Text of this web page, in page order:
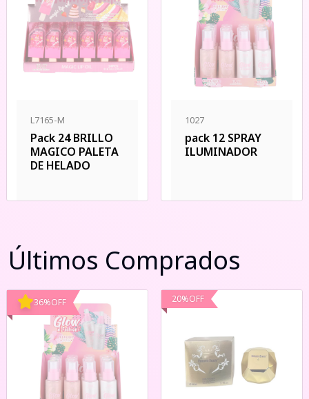
L7165-M
Pack 24 BRILLO
MAGICO PALETA
DE HELADO
1027
pack 12 SPRAY
ILUMINADOR
Últimos Comprados
36%OFF 20%OFF